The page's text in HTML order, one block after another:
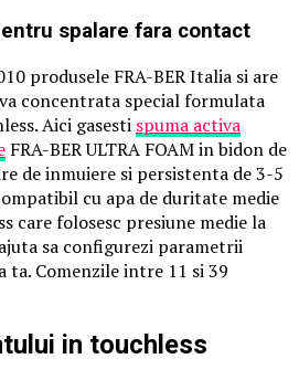
spalare fara contact
produsele FRA-BER Italia si are
concentrata special formulata
Aici gasesti spuma activa
FRA-BER ULTRA FOAM in bidon de
de inmuiere si persistenta de 3-5
cu apa de duritate medie
care folosesc presiune medie la
sa configurezi parametrii
Comenzile intre 11 si 39
in touchless